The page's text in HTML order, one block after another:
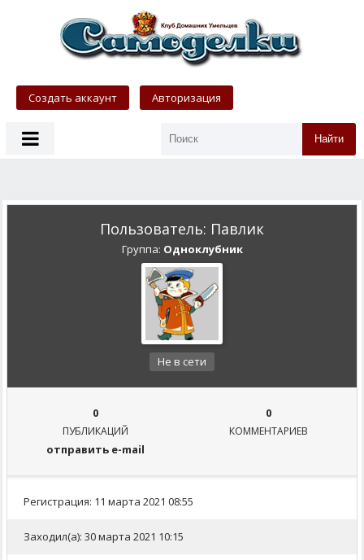
Создать аккаунт Авторизация
Найти
Пользователь: Павлик
Группа: Одноклубник
Не в сети
0
ПУБЛИКАЦИЙ
0
КОММЕНТАРИЕВ
отправить e-mail
Регистрация: 11 марта 2021 08:55
Заходил(а): 30 марта 2021 10:15